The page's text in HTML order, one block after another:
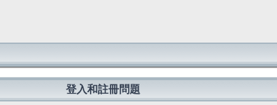
登入和註冊問題